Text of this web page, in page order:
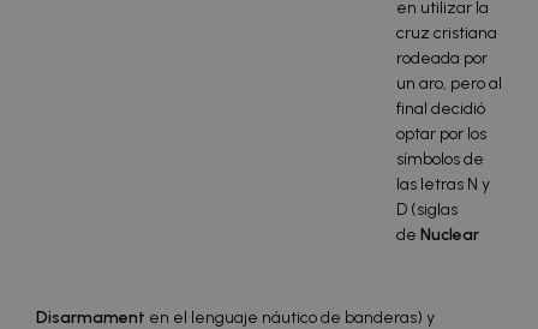
en utilizar la
cruz cristiana
rodeada por
un aro, pero al
final decidió
optar por los
símbolos de
las letras N y
D (siglas
de Nuclear
Disarmament en el lenguaje náutico de banderas) y